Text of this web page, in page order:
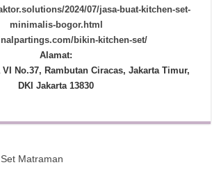
2024/07/jasa-buat-kitchen-set-
minimalis-bogor.html
bikin-kitchen-set/
Alamat:
No.37, Rambutan Ciracas, Jakarta Timur,
DKI Jakarta 13830
Matraman